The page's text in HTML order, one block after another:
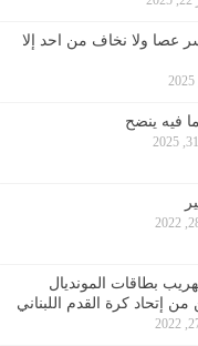
عصا ولا نخاف من احد إلا
فيه ينضح
بطاقات المونديال
من إتحاد كرة القدم اللبناني